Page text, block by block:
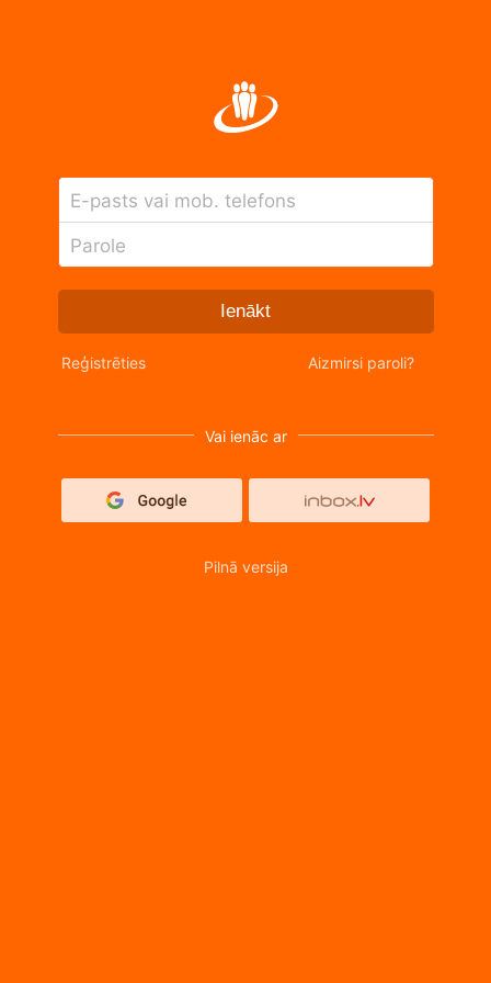
E-pasts vai mob. telefons
Parole
Ienākt
Reģistrēties Aizmirsi paroli?
Vai ienāc ar
Pilnā versija